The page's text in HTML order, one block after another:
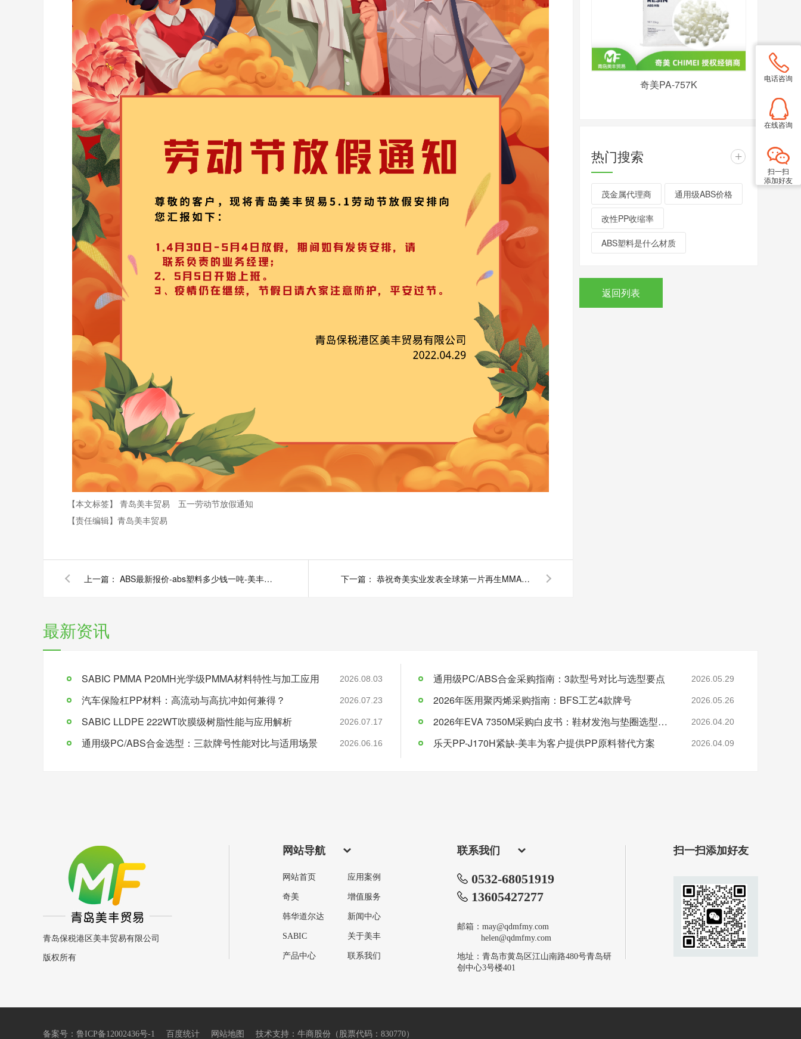
【本文标签】 青岛美丰贸易
五一劳动节放假通知
【责任编辑】 青岛美丰贸易
上一篇： ABS最新报价-abs塑料多少钱一吨-美丰贸易 下一篇： 恭祝奇美实业发表全球第一片再生MMA光学级导光板
奇美PA-757K
热门搜索 +
茂金属代理商 通用级ABS价格
改性PP收缩率
ABS塑料是什么材质
返回列表
最新资讯
SABIC PMMA P20MH光学级PMMA材料特性与加工应用 2026.08.03
汽车保险杠PP材料：高流动与高抗冲如何兼得？ 2026.07.23
SABIC LLDPE 222WT吹膜级树脂性能与应用解析 2026.07.17
通用级PC/ABS合金选型：三款牌号性能对比与适用场景 2026.06.16
通用级PC/ABS合金采购指南：3款型号对比与选型要点 2026.05.29
2026年医用聚丙烯采购指南：BFS工艺4款牌号 2026.05.26
2026年EVA 7350M采购白皮书：鞋材发泡与垫圈选型指南 2026.04.20
乐天PP-J170H紧缺-美丰为客户提供PP原料替代方案 2026.04.09
青岛保税港区美丰贸易有限公司
版权所有
网站导航
网站首页 应用案例
奇美 增值服务
韩华道尔达 新闻中心
SABIC 关于美丰
产品中心 联系我们
联系我们
0532-68051919
13605427277
邮箱：may@qdmfmy.com
helen@qdmfmy.com
地址：青岛市黄岛区江山南路480号青岛研
创中心3号楼401
扫一扫添加好友
备案号： 鲁ICP备12002436号-1 百度统计 网站地图 技术支持：牛商股份（股票代码：830770）
电话咨询
在线咨询
扫一扫
添加好友